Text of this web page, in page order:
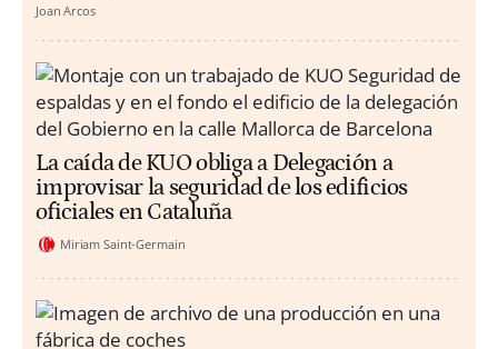
Joan Arcos
La caída de KUO obliga a Delegación a
improvisar la seguridad de los edificios
oficiales en Cataluña
Miriam Saint-Germain